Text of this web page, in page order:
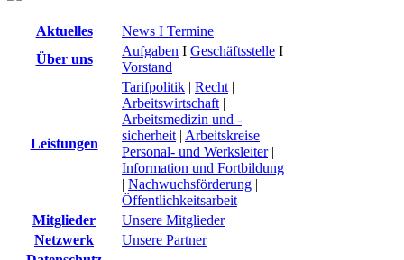
Aktuelles
News I Termine
Über uns
Aufgaben I Geschäftsstelle I
Vorstand
Leistungen
Tarifpolitik | Recht |
Arbeitswirtschaft |
Arbeitsmedizin und -
sicherheit | Arbeitskreise
Personal- und Werksleiter|
Information und Fortbildung
| Nachwuchsförderung |
Öffentlichkeitsarbeit
Mitglieder
Unsere Mitglieder
Netzwerk
Unsere Partner